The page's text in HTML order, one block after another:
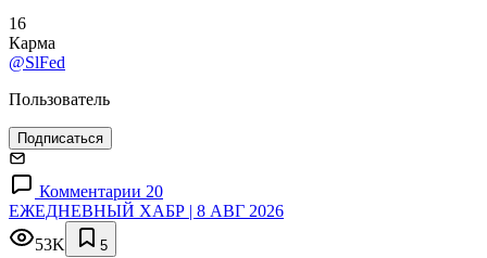
16
Карма
@SlFed
Пользователь
Подписаться
Комментарии 20
ЕЖЕДНЕВНЫЙ ХАБР | 8 АВГ 2026
53K
5